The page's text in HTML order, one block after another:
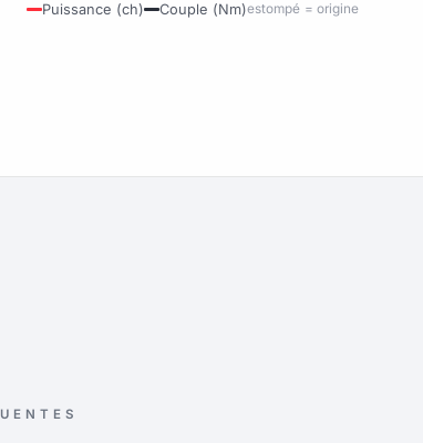
Puissance (ch) Couple (Nm)estompé = origine